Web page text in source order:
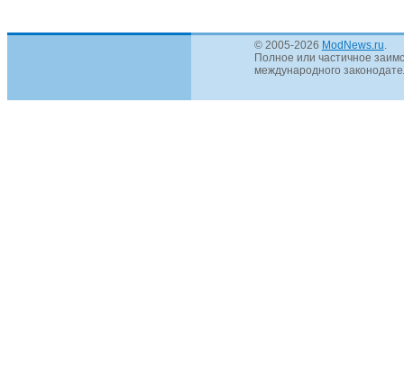
© 2005-2026 ModNews.ru
Полное или частичное
международного